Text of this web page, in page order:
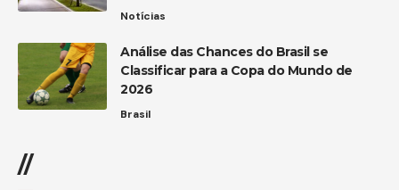
Notícias
Análise das Chances do Brasil se
Classificar para a Copa do Mundo de
2026
Brasil
//